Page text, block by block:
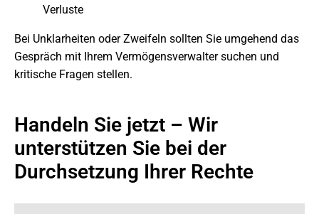
Verluste
Bei Unklarheiten oder Zweifeln sollten Sie umgehend das
Gespräch mit Ihrem Vermögensverwalter suchen und
kritische Fragen stellen.
Handeln Sie jetzt – Wir
unterstützen Sie bei der
Durchsetzung Ihrer Rechte